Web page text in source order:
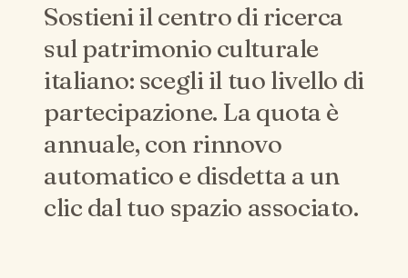
Sostieni il centro di ricerca
sul patrimonio culturale
italiano: scegli il tuo livello di
partecipazione. La quota è
annuale, con rinnovo
automatico e disdetta a un
clic dal tuo spazio associato.